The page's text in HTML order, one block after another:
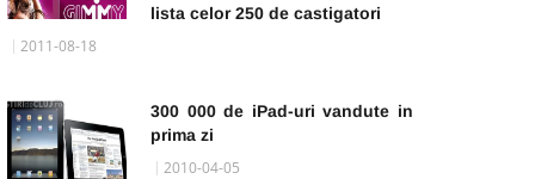
lista celor 250 de castigatori
2011-08-18
300 000 de iPad-uri vandute in
prima zi
2010-04-05